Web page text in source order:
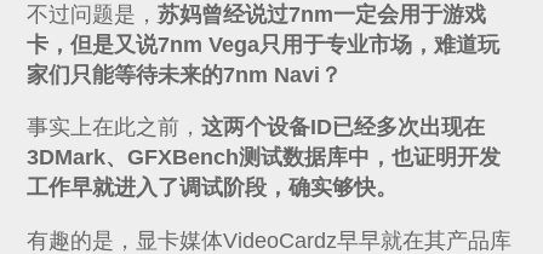
不过问题是，苏妈曾经说过7nm一定会用于游戏
卡，但是又说7nm Vega只用于专业市场，难道玩
家们只能等待未来的7nm Navi？
事实上在此之前，这两个设备ID已经多次出现在
3DMark、GFXBench测试数据库中，也证明开发
工作早就进入了调试阶段，确实够快。
有趣的是，显卡媒体VideoCardz早早就在其产品库